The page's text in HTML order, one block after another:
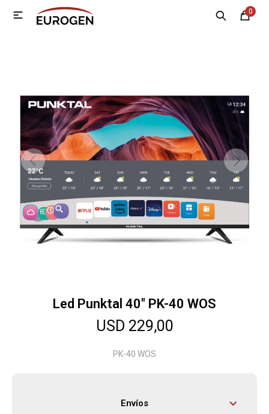
0

Led Punktal 40" PK-40 WOS
USD 229,00
PK-40 WOS
Envíos
MI CUENTA
Electrodomésticos
Tecnología
Climatización
Motos
Herramientas